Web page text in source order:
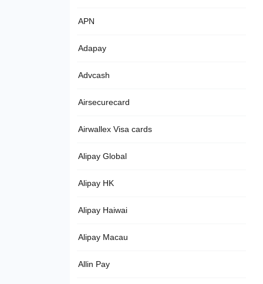
APN
Adapay
Advcash
Airsecurecard
Airwallex Visa cards
Alipay Global
Alipay HK
Alipay Haiwai
Alipay Macau
Allin Pay